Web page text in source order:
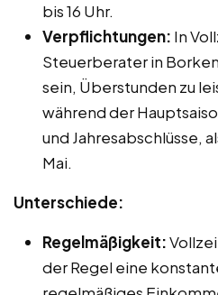
bis 16 Uhr.
Verpflichtungen: In
Steuerberater in
sein, Überstunden zu
während der
und Jahresabschlüsse,
Mai.
Unterschiede:
Regelmäßigkeit:
der Regel eine